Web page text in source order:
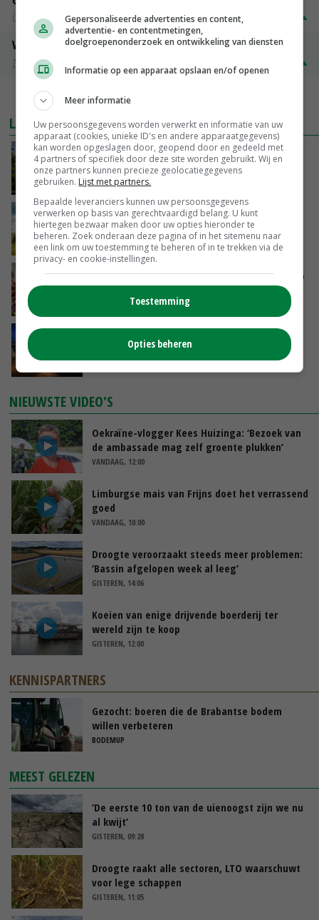
Groningen
€ 197,00
Volle melkpoeder
Zuivel NL
€ 345,00
MEER MARKTPRIJZEN
LAATSTE NIEUWS
Kamervragen over onttrekkingsverbod,
minister spreekt van ‘ondernemersrisico’
VANDAAG, 16:27
‘Rendement van Krullvarkens komt van de
overkant’
VANDAAG, 15:30
Oorlogen en El Niño stuwen voedselprijzen op
VANDAAG, 15:04
Nettowinst Royal A-ware onder druk ondanks
hogere omzet
NIEUWSTE VIDEO'S
Oekraïne-vlogger Kees Huizinga: ‘Bezoek van
de ambassade mag zelf groente plukken’
VANDAAG, 12:00
Limburgse mais van Frijns doet het verrassend
goed
VANDAAG, 10:00
Droogte veroorzaakt steeds meer problemen:
‘Bassin afgelopen week al leeg’
GISTEREN, 14:06
Koeien van enige drijvende boerderij ter
wereld zijn te koop
GISTEREN, 12:00
KENNISPARTNERS
Gezocht: boeren die de Brabantse bodem
willen verbeteren
BODEMUP
MEEST GELEZEN
‘De eerste 10 ton van de uienoogst zijn we nu
al kwijt’
GISTEREN, 09:28
Droogte raakt alle sectoren, LTO waarschuwt
voor lege schappen
GISTEREN, 11:05
Gepersonaliseerde advertenties en content,
advertentie- en contentmetingen,
doelgroepenonderzoek en ontwikkeling van diensten
Informatie op een apparaat opslaan en/of openen
Meer informatie
Uw persoonsgegevens worden verwerkt en informatie van uw
apparaat (cookies, unieke ID's en andere apparaatgegevens)
kan worden opgeslagen door, geopend door en gedeeld met
4 partners of specifiek door deze site worden gebruikt. Wij en
onze partners kunnen precieze geolocatiegegevens
gebruiken. Lijst met partners.
Bepaalde leveranciers kunnen uw persoonsgegevens
verwerken op basis van gerechtvaardigd belang. U kunt
hiertegen bezwaar maken door uw opties hieronder te
beheren. Zoek onderaan deze pagina of in het sitemenu naar
een link om uw toestemming te beheren of in te trekken via de
privacy- en cookie-instellingen.
Toestemming
Opties beheren